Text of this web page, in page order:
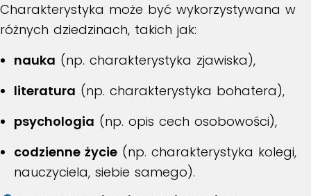
Charakterystyka może być wykorzystywana w
różnych dziedzinach, takich jak:
nauka (np. charakterystyka zjawiska),
literatura (np. charakterystyka bohatera),
psychologia (np. opis cech osobowości),
codzienne życie (np. charakterystyka kolegi,
nauczyciela, siebie samego).